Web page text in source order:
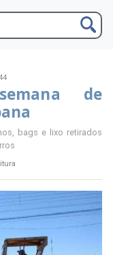
de
bags e lixo retirados